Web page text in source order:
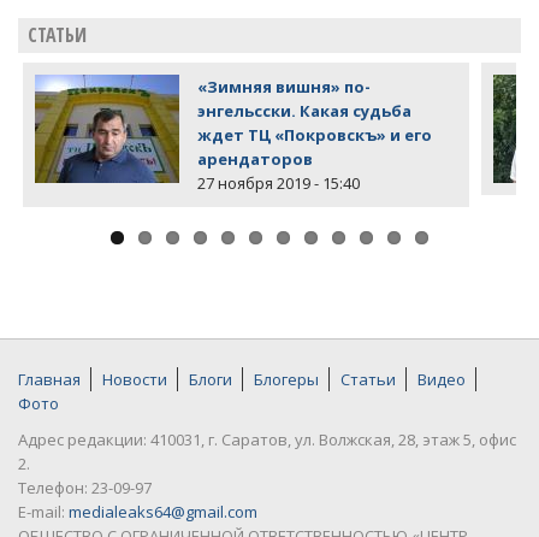
СТАТЬИ
«Зимняя вишня» по-
энгельсски. Какая судьба
ждет ТЦ «Покровскъ» и его
арендаторов
27 ноября 2019 - 15:40
Главная Новости Блоги Блогеры Статьи
Видео
Фото
Адрес редакции: 410031, г. Саратов, ул. Волжская, 28, этаж 5, офис
2.
Телефон: 23-09-97
E-mail: medialeaks64@gmail.com